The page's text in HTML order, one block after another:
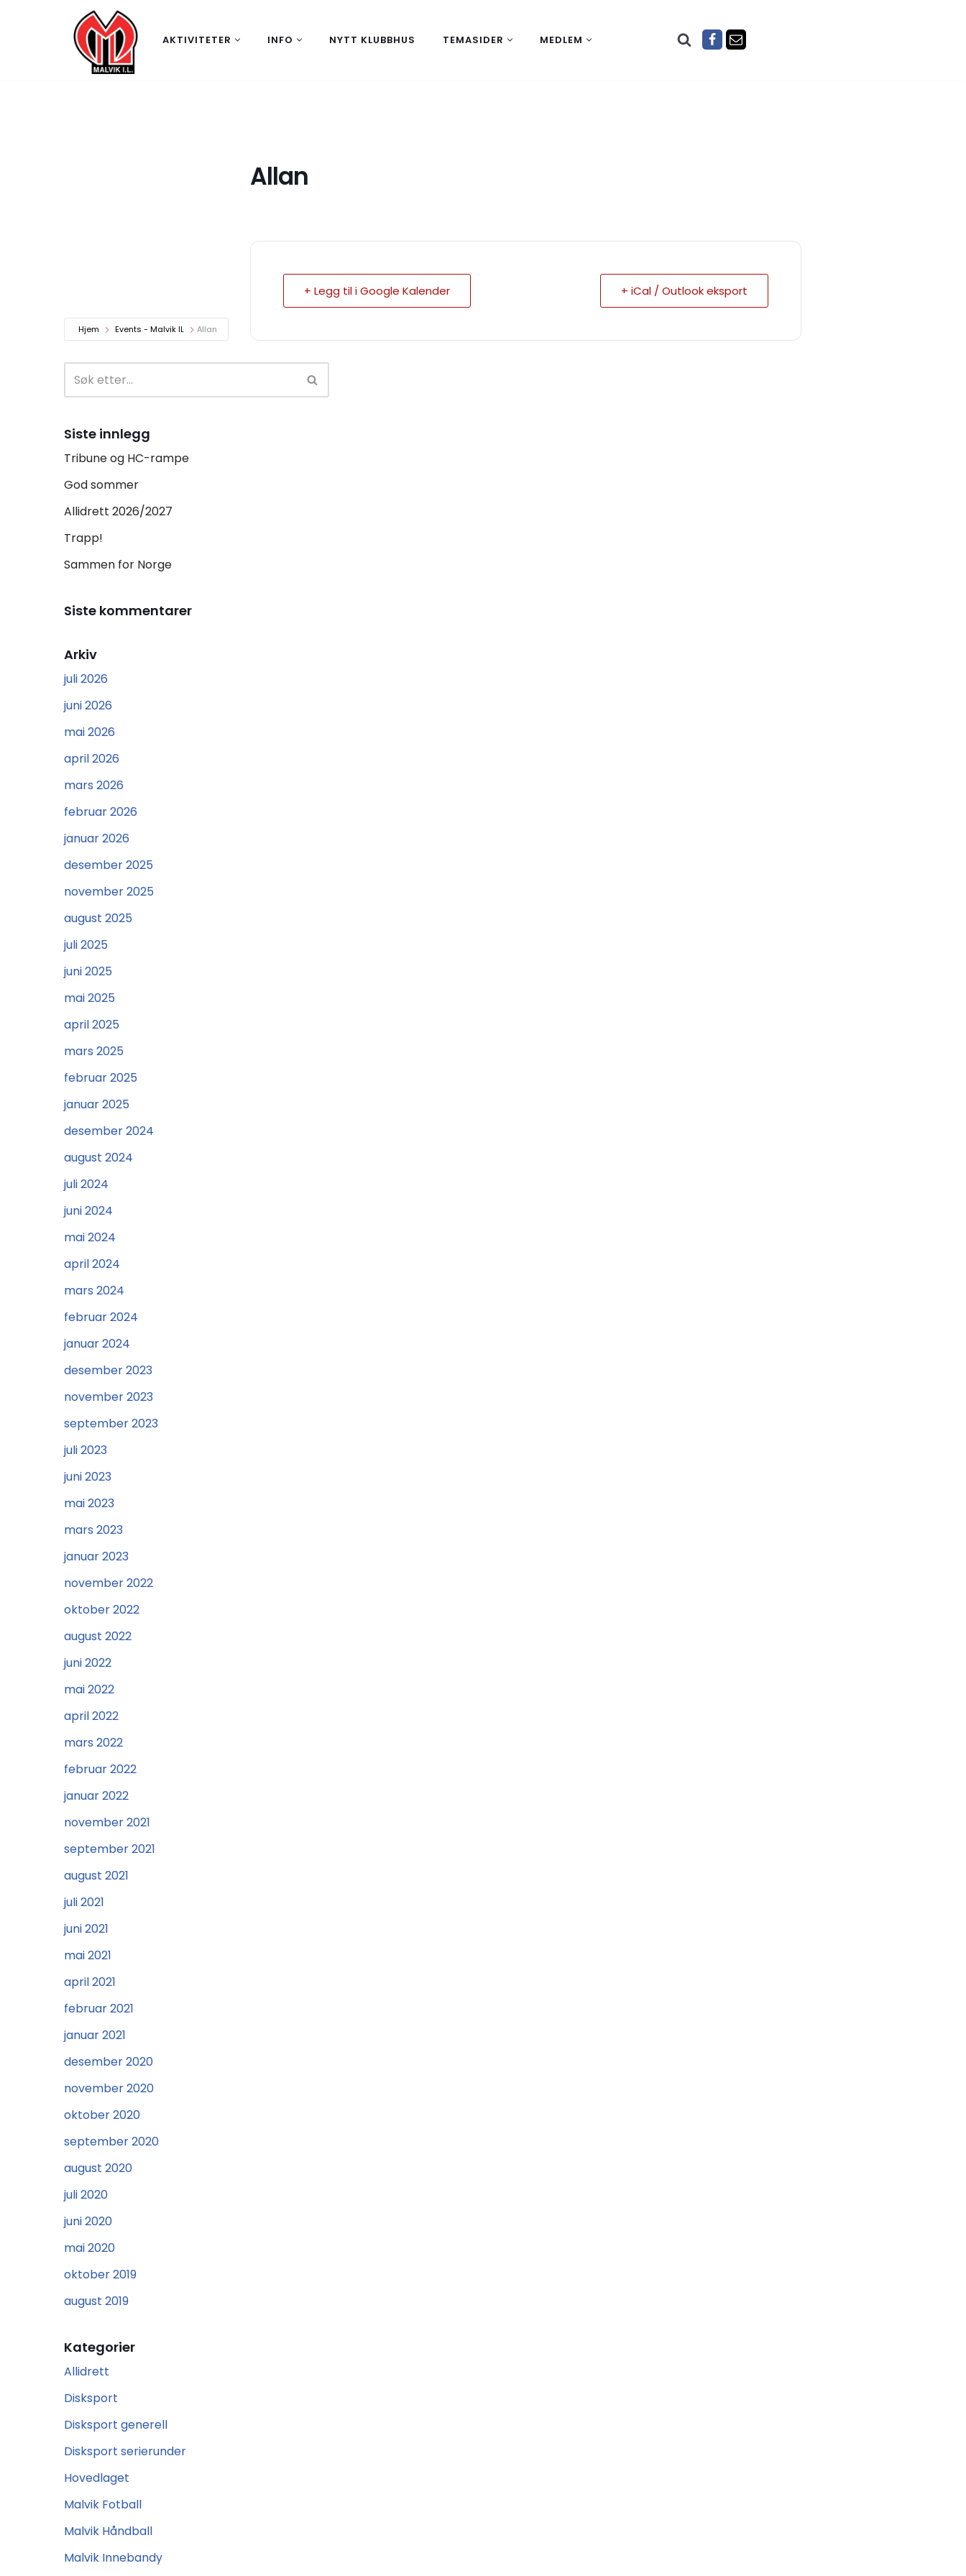
AKTIVITETER INFO NYTT KLUBBHUS TEMASIDER MEDLEM
Hjem Events - Malvik IL Allan
Allan
+ Legg til i Google Kalender + iCal / Outlook eksport
Siste innlegg
Tribune og HC-rampe
God sommer
Allidrett 2026/2027
Trapp!
Sammen for Norge
Siste kommentarer
Arkiv
juli 2026
juni 2026
mai 2026
april 2026
mars 2026
februar 2026
januar 2026
desember 2025
november 2025
august 2025
juli 2025
juni 2025
mai 2025
april 2025
mars 2025
februar 2025
januar 2025
desember 2024
august 2024
juli 2024
juni 2024
mai 2024
april 2024
mars 2024
februar 2024
januar 2024
desember 2023
november 2023
september 2023
juli 2023
juni 2023
mai 2023
mars 2023
januar 2023
november 2022
oktober 2022
august 2022
juni 2022
mai 2022
april 2022
mars 2022
februar 2022
januar 2022
november 2021
september 2021
august 2021
juli 2021
juni 2021
mai 2021
april 2021
februar 2021
januar 2021
desember 2020
november 2020
oktober 2020
september 2020
august 2020
juli 2020
juni 2020
mai 2020
oktober 2019
august 2019
Kategorier
Allidrett
Disksport
Disksport generell
Disksport serierunder
Hovedlaget
Malvik Fotball
Malvik Håndball
Malvik Innebandy